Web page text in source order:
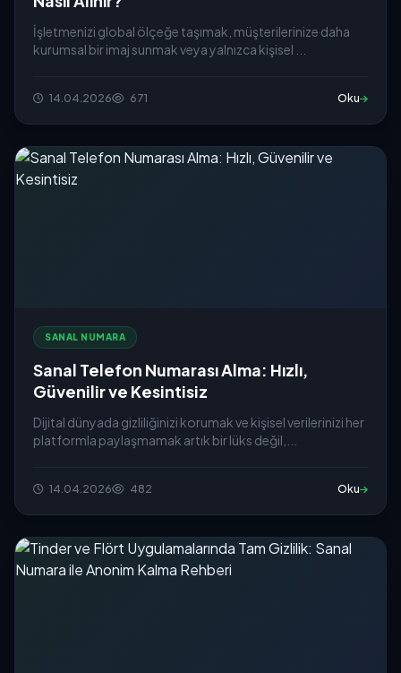
İşletmenizi global ölçeğe taşımak, müşterilerinize daha
kurumsal bir imaj sunmak veya yalnızca kişisel ...
14.04.2026 671 Oku
SANAL NUMARA
Sanal Telefon Numarası Alma: Hızlı,
Güvenilir ve Kesintisiz
Dijital dünyada gizliliğinizi korumak ve kişisel verilerinizi her
platformla paylaşmamak artık bir lüks değil,...
14.04.2026 482 Oku